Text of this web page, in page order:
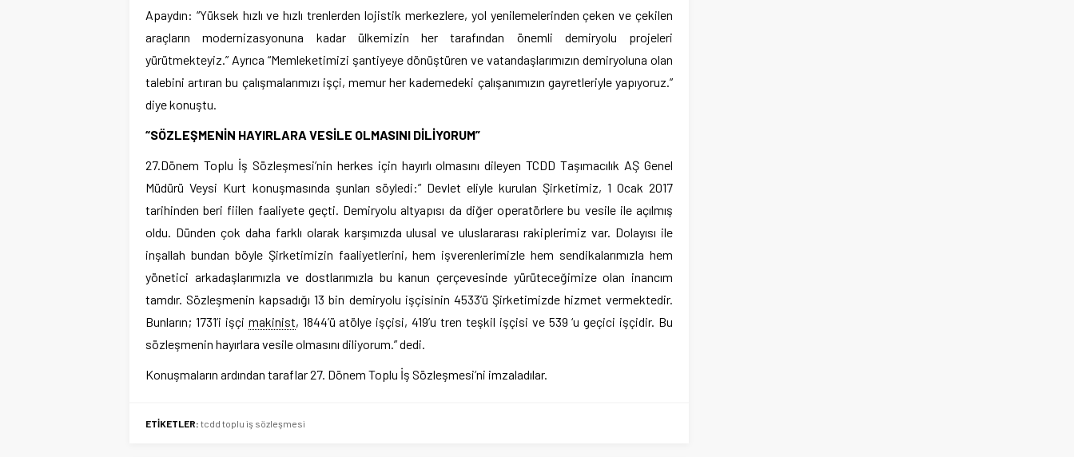
Apaydın: “Yüksek hızlı ve hızlı trenlerden lojistik merkezlere, yol yenilemelerinden çeken ve çekilen
araçların modernizasyonuna kadar ülkemizin her tarafından önemli demiryolu projeleri
yürütmekteyiz.” Ayrıca “Memleketimizi şantiyeye dönüştüren ve vatandaşlarımızın demiryoluna olan
talebini artıran bu çalışmalarımızı işçi, memur her kademedeki çalışanımızın gayretleriyle yapıyoruz.”
diye konuştu.
“SÖZLEŞMENİN HAYIRLARA VESİLE OLMASINI DİLİYORUM”
27.Dönem Toplu İş Sözleşmesi’nin herkes için hayırlı olmasını dileyen TCDD Taşımacılık AŞ Genel
Müdürü Veysi Kurt konuşmasında şunları söyledi:” Devlet eliyle kurulan Şirketimiz, 1 Ocak 2017
tarihinden beri fiilen faaliyete geçti. Demiryolu altyapısı da diğer operatörlere bu vesile ile açılmış
oldu. Dünden çok daha farklı olarak karşımızda ulusal ve uluslararası rakiplerimiz var. Dolayısı ile
inşallah bundan böyle Şirketimizin faaliyetlerini, hem işverenlerimizle hem sendikalarımızla hem
yönetici arkadaşlarımızla ve dostlarımızla bu kanun çerçevesinde yürüteceğimize olan inancım
tamdır. Sözleşmenin kapsadığı 13 bin demiryolu işçisinin 4533’ü Şirketimizde hizmet vermektedir.
Bunların; 1731’i işçi makinist, 1844’ü atölye işçisi, 419’u tren teşkil işçisi ve 539 ‘u geçici işçidir. Bu
sözleşmenin hayırlara vesile olmasını diliyorum.” dedi.
Konuşmaların ardından taraflar 27. Dönem Toplu İş Sözleşmesi’ni imzaladılar.
ETİKETLER: tcdd toplu iş sözleşmesi